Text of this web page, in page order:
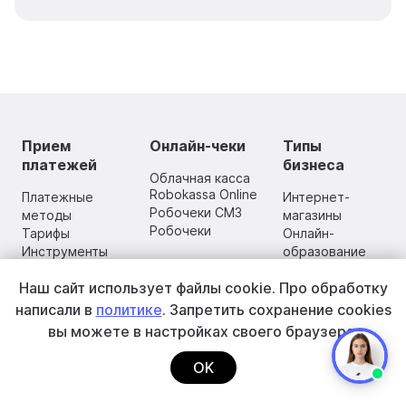
Прием
платежей
Платежные
методы
Тарифы
Инструменты
Онлайн-чеки
Облачная касса
Robokassa Online
Робочеки СМЗ
Робочеки
Типы
бизнеса
Интернет-
магазины
Онлайн-
образование
товары
и услуги
и спонсорство
Транспортные
Наш сайт использует файлы cookie. Про обработку
написали в политике. Запретить сохранение cookies
вы можете в настройках своего браузера.
OK